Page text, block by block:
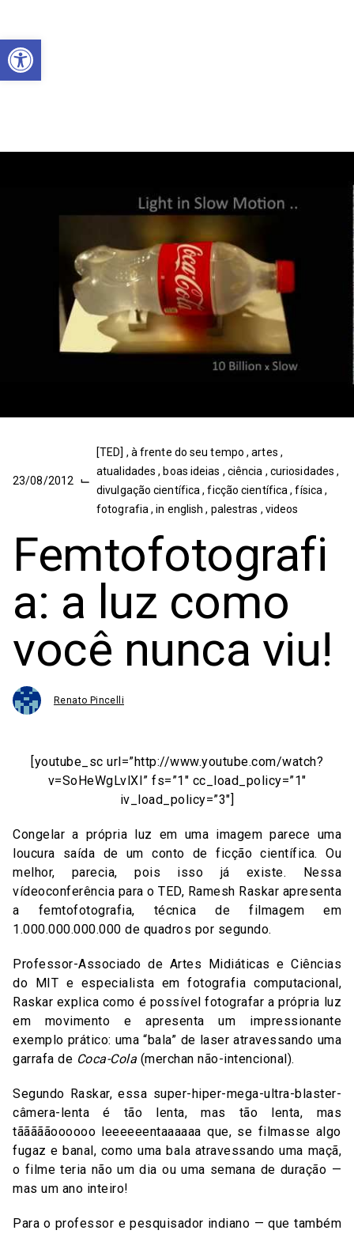
Abrir a barra de ferramentas
23/08/2012 ⌙
[TED] , à frente do seu tempo,artes ,
atualidades, boas ideias , ciência , curiosidades,
divulgação científica,ficção científica,física,
fotografia,in english, palestras , videos
Femtofotografi
a: a luz como
você nunca viu!
Renato Pincelli
[youtube_sc url=”http://www.youtube.com/watch?
v=SoHeWgLvlXI” fs=”1″ cc_load_policy=”1″
iv_load_policy=”3″]
Congelar a própria luz em uma imagem parece uma
loucura saída de um conto de ficção científica. Ou
melhor, parecia, pois isso já existe. Nessa
vídeoconferência para o TED, Ramesh Raskar apresenta
a femtofotografia, técnica de filmagem em
1.000.000.000.000 de quadros por segundo.
Professor-Associado de Artes Midiáticas e Ciências
do MIT e especialista em fotografia computacional,
Raskar explica como é possível fotografar a própria luz
em movimento e apresenta um impressionante
exemplo prático: uma “bala” de laser atravessando uma
garrafa de Coca-Cola (merchan não-intencional).
Segundo Raskar, essa super-hiper-mega-ultra-blaster-
câmera-lenta é tão lenta, mas tão lenta, mas
tãããããoooooo leeeeeentaaaaaa que, se filmasse algo
fugaz e banal, como uma bala atravessando uma maçã,
o filme teria não um dia ou uma semana de duração —
mas um ano inteiro!
Para o professor e pesquisador indiano — que também